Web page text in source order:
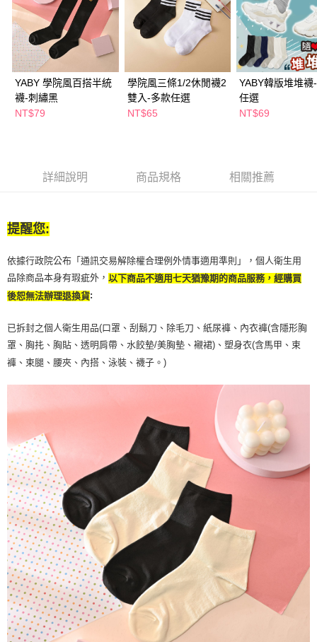
結帳頁面，進行簡訊認證並確認金額後，即可完成結帳。
２．訂單成立數日內，您將收到繳費通知簡訊。
３．收到繳費通知簡訊後14天內，點擊此簡訊中的連結，可透過四大超商／
ATM／網路銀行／等多元方式進行付款，方視為交易完成。
※ 請注意：結帳手續完成當下不需立刻繳費，但若您需要取消訂單，請聯絡
購買商品的店家。未經商家同意取消之訂單仍視為有效，需透過AFTEE先享
後付繳納相關費用。
※ 交易是否成功請以「AFTEE先享後付 」之結帳頁面顯示為準，若有關於
客戶支援中心」
https://netprotections.freshdesk.com/support/home
易，需依本服務之必要範圍內提供個人資料，並將交易相關給付款項請求債
權轉讓予恩沛科技股份有限公司。
３．未成年的使用者請事先徵得法定代理人或監護人之同意方可使用
「AFTEE先享後付」，若未經同意申辦者引起之損失，本公司不負相關責
４．使用「AFTEE先享後付」時，將依據個別帳號之用戶狀況，依本公司即
時審查核予不同之上限額度；若仍有額度不足之情形，本公司將視審查結果
請求用戶進行身份認證。
５．嚴禁一人註冊多個帳號或使用他人資訊註冊。若發現惡意使用之情形，
付款後全家取貨
每筆NT$65，滿NT$390(含以上)免運費
萊爾富取貨付款
每筆NT$65，滿NT$490(含以上)免運費
付款後萊爾富取貨
每筆NT$65，滿NT$490(含以上)免運費
付款後7-11取貨
宅配(本島)
付款後寶雅門市自取(由倉庫統一出貨)
每筆NT$80，滿NT$290(含以上)免運費
YABY 學院風百搭半統
襪-刺繡黑
NT$79
學院風三條1/2休閒襪2
雙入-多款任選
NT$65
YABY韓版堆堆襪
任選
NT$69
詳細說明 商品規格 相關推薦
提醒您:
依據行政院公布「通訊交易解除權合理例外情事適用準則」，個人衛生用
品除商品本身有瑕疵外， 以下商品不適用七天猶豫期的商品服務，經購買
後恕無法辦理退換貨:
已拆封之個人衛生用品(口罩、刮鬍刀、除毛刀、紙尿褲、內衣褲(含隱形胸
罩、胸扥、胸貼、透明肩帶、水餃墊/美胸墊、襯裙)、塑身衣(含馬甲、束
褲、束腿、腰夾、內搭、泳裝、襪子。)